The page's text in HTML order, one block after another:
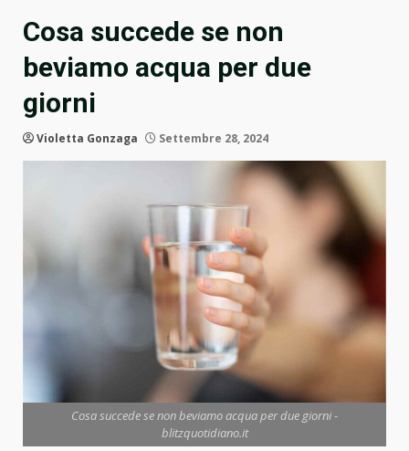
Cosa succede se non
beviamo acqua per due
giorni
Violetta Gonzaga Settembre 28, 2024
Cosa succede se non beviamo acqua per due giorni -
blitzquotidiano.it